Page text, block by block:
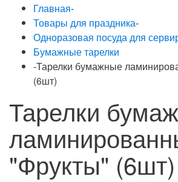
Главная-
Товары для праздника-
Одноразовая посуда для
Бумажные тарелки
-Тарелки бумажные
(6шт)
Тарелки
"Фрукты" (6шт)